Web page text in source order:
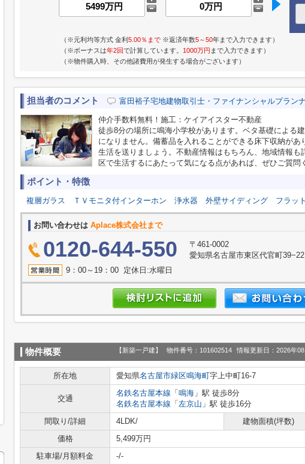
（※元利均等方式 金利5.00％まで ※返済年数5～50年まで入力できます）
（※ボーナスは年2回で計算しています。 1000万円 まで入力できます）
（※物件購入時、その他諸費用が発生する場合がございます）
担当者のコメント 富田裕子宅地建物取引士・ファイナンシャルプラン
仲介手数料無料！施工：ケイアイスター不動産
徒歩8分の場所に鳴海小学校があります。ベタ基礎による
になりません。備蓄品を入れることができる床下収納があ
生活を送りましょう。不動産情報はもちろん、地域情報
区で生活するにあたって気になる点があれば、ぜひご質問
ポイント・特徴
複層ガラス ＴＶモニタ付インターホン 浄水器 外壁サイディング フラッ
お問い合わせは Aplace株式会社まで
0120-644-550
〒461-0002
愛知県名古屋市東区代官町
9：00～19：00 定休日:水曜日
物件概要 【新築一戸建】 物件番号：101602514 情報更新日：2026年08
所在地 愛知県名古屋市緑区鳴海町字上中町16-7
交通
名鉄名古屋本線 「 鳴海 」駅 徒歩8分
名鉄名古屋本線 「 左京山 」駅 徒歩16分
間取り/詳細
4LDK/ 建物面積(坪数)
価格
5,499万円
駐車場/月額料金
-/-